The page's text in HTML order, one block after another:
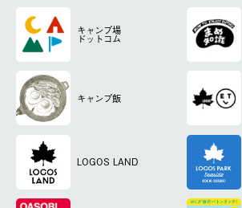
キャンプ場
ドットコム
キャンプ飯
LOGOS LAND